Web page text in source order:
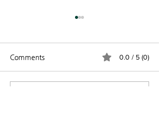
차세대 주일 연합 예배
Comments 0.0 / 5 (0)